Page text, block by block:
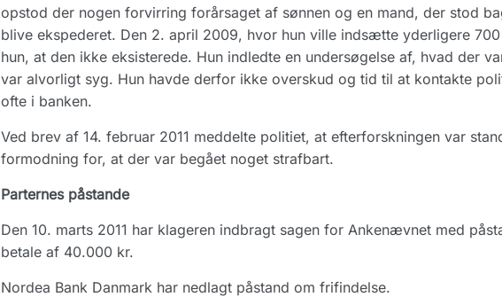
opstod der nogen forvirring forårsaget af sønnen og en mand, der stod
blive ekspederet. Den 2. april 2009, hvor hun ville indsætte yderligere
hun, at den ikke eksisterede. Hun indledte en undersøgelse af, hvad der
var alvorligt syg. Hun havde derfor ikke overskud og tid til at kontakte
ofte i banken.
Ved brev af 14. februar 2011 meddelte politiet, at efterforskningen var
formodning for, at der var begået noget strafbart.
Parternes påstande
Den 10. marts 2011 har klageren indbragt sagen for Ankenævnet med
betale af 40.000 kr.
Nordea Bank Danmark har nedlagt påstand om frifindelse.